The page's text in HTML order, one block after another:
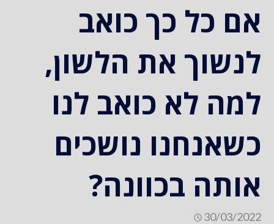
אם כל כך כואב
לנשוך את הלשון,
למה לא כואב לנו
כשאנחנו נושכים
אותה בכוונה?
30/03/2022